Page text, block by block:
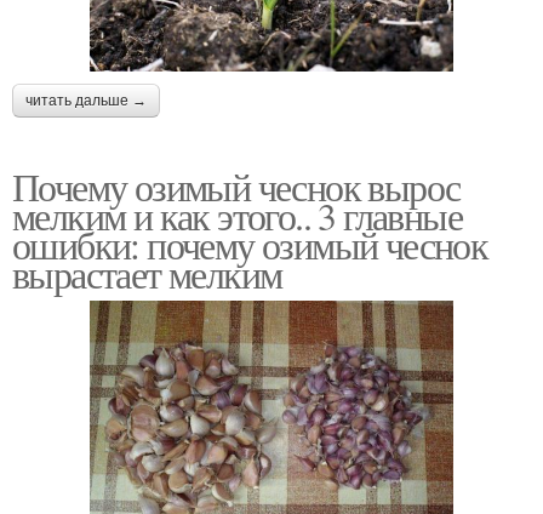
читать дальше →
Почему озимый чеснок вырос
мелким и как этого.. 3 главные
ошибки: почему озимый чеснок
вырастает мелким